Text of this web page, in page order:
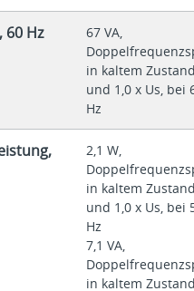
60 Hz
67 VA,
in kaltem
und 1,0 x Us, bei
Hz
2,1 W,
in kaltem
und 1,0 x Us, bei
Hz
7,1 VA,
in kaltem